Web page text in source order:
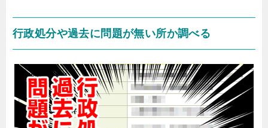
行政処分や過去に問題が無い所か調べる